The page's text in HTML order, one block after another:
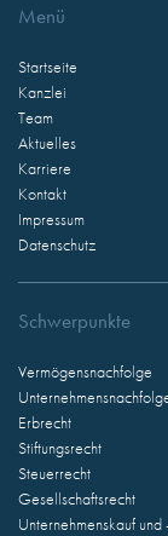
Menü
Startseite
Kanzlei
Team
Aktuelles
Karriere
Kontakt
Impressum
Datenschutz
Schwerpunkte
Vermögensnachfolge
Erbrecht
Stiftungsrecht
Steuerrecht
Gesellschaftsrecht
Unternehmenskauf